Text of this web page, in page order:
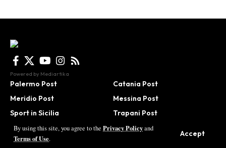
By using this site, you agree to the Privacy Policyand
Terms of Use.
Accept
Powered by Mediartika
Palermo Post
Meridio Post
Sport in Sicilia
Agrigento Post
Catania Post
Messina Post
Trapani Post
Be in Sicily